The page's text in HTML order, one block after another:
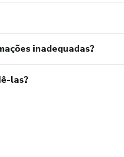
inadequadas?
las?